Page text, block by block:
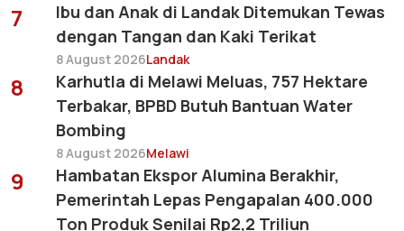
7
Ibu dan Anak di Landak Ditemukan Tewas
dengan Tangan dan Kaki Terikat
8 August 2026Landak
8
Karhutla di Melawi Meluas, 757 Hektare
Terbakar, BPBD Butuh Bantuan Water
Bombing
8 August 2026Melawi
9
Hambatan Ekspor Alumina Berakhir,
Pemerintah Lepas Pengapalan 400.000
Ton Produk Senilai Rp2,2 Triliun